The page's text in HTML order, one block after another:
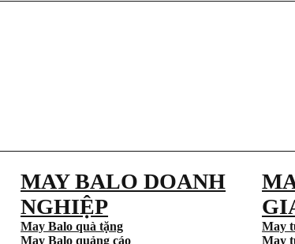
MAY BALO DOANH
NGHIỆP
May Balo quà tặng
May Balo quảng cáo
May
May